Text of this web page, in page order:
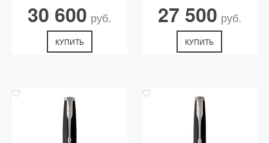
30 600 руб.
КУПИТЬ
27 500 руб.
КУПИТЬ